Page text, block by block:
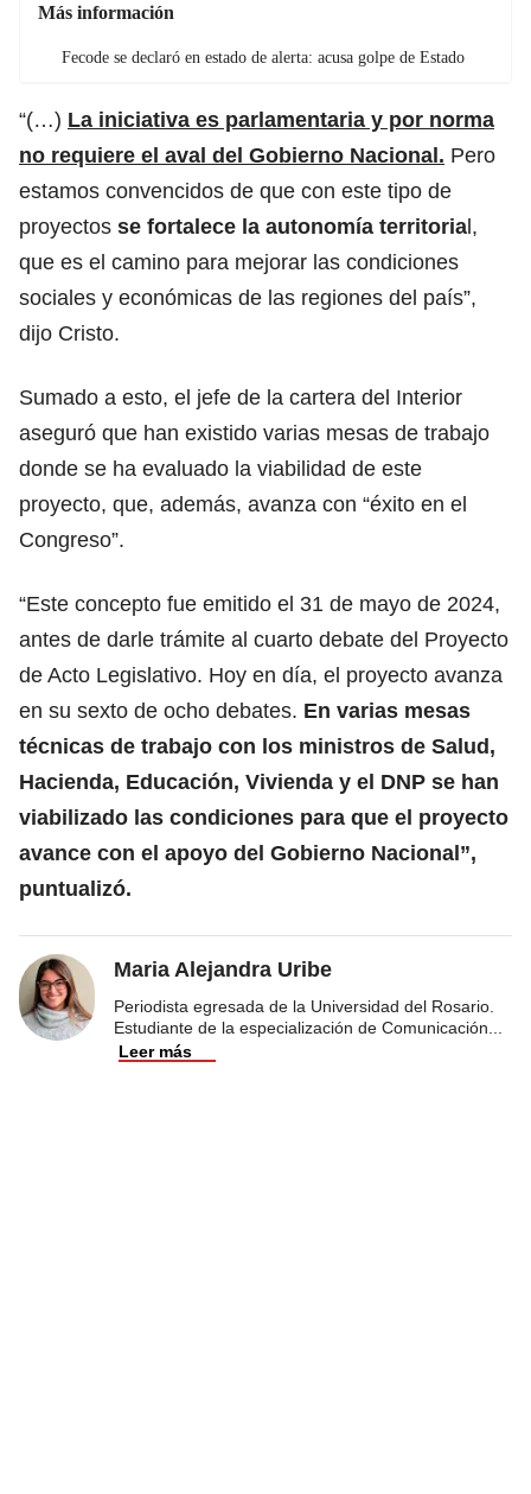
Más información
Fecode se declaró en estado de alerta: acusa golpe de Estado
“(…) La iniciativa es parlamentaria y por norma
no requiere el aval del Gobierno Nacional. Pero
estamos convencidos de que con este tipo de
proyectos se fortalece la autonomía territorial,
que es el camino para mejorar las condiciones
sociales y económicas de las regiones del país”,
dijo Cristo.
Sumado a esto, el jefe de la cartera del Interior
aseguró que han existido varias mesas de trabajo
donde se ha evaluado la viabilidad de este
proyecto, que, además, avanza con “éxito en el
Congreso”.
“Este concepto fue emitido el 31 de mayo de 2024,
antes de darle trámite al cuarto debate del Proyecto
de Acto Legislativo. Hoy en día, el proyecto avanza
en su sexto de ocho debates. En varias mesas
técnicas de trabajo con los ministros de Salud,
Hacienda, Educación, Vivienda y el DNP se han
viabilizado las condiciones para que el proyecto
avance con el apoyo del Gobierno Nacional”,
puntualizó.
Maria Alejandra Uribe
Periodista egresada de la Universidad del Rosario.
Estudiante de la especialización de Comunicación
Leer más